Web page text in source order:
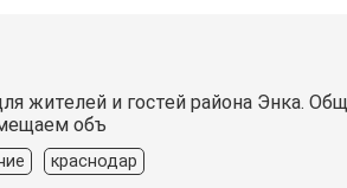
жителей и гостей района Энка.
объ
краснодар